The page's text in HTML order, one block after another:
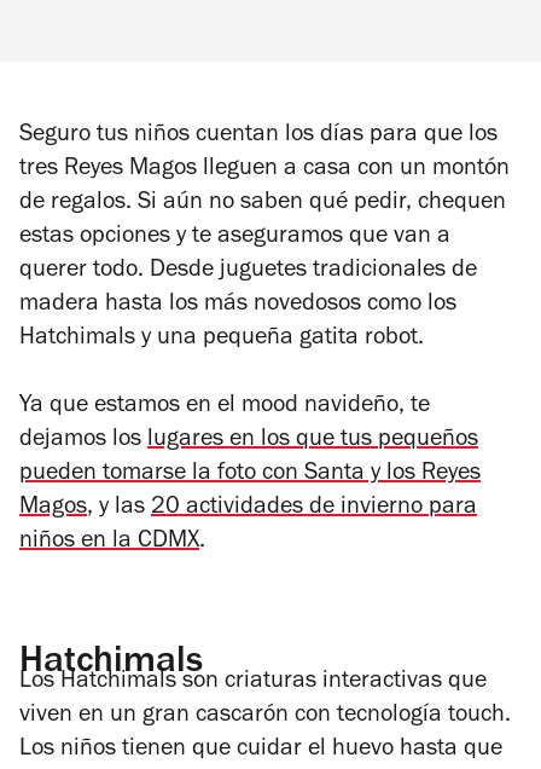
Seguro tus niños cuentan los días para que los
tres Reyes Magos lleguen a casa con un montón
de regalos. Si aún no saben qué pedir, chequen
estas opciones y te aseguramos que van a
querer todo. Desde juguetes tradicionales de
madera hasta los más novedosos como los
Hatchimals y una pequeña gatita robot.
Ya que estamos en el mood navideño, te
dejamos los lugares en los que tus pequeños
pueden tomarse la foto con Santa y los Reyes
Magos, y las 20 actividades de invierno para
niños en la CDMX.
Hatchimals
Los Hatchimals son criaturas interactivas que
viven en un gran cascarón con tecnología touch.
Los niños tienen que cuidar el huevo hasta que